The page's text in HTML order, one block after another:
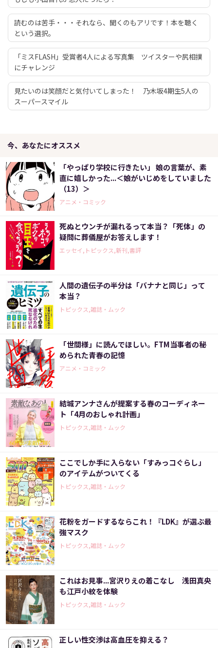
読むのは苦手・・・それなら、聞くのもアリです！本を聴く
という選択。
「ミスFLASH」受賞者4人による写真集 ツイスターや尻相撲
にチャレンジ
見たいのは笑顔だと気付いてしまった！ 乃木坂4期生5人の
スーパースマイル
今、あなたにオススメ
「やっぱり学校に行きたい」 娘の言葉が、素
直に嬉しかった...＜娘がいじめをしていました
（13）＞
アニメ・コミック
死ぬとウンチが漏れるって本当？「死体」の
疑問に葬儀屋がお答えします！
エッセイ,トピックス,新刊,書評
人間の遺伝子の半分は「バナナと同じ」って
本当？
トピックス,雑誌・ムック
「世間様」に読んでほしい。FTM当事者の秘
められた青春の記憶
アニメ・コミック
結城アンナさんが提案する春のコーディネー
ト「4月のおしゃれ計画」
トピックス,雑誌・ムック
ここでしか手に入らない「すみっコぐらし」
のアイテムがついてくる
トピックス,雑誌・ムック
花粉をガードするならこれ！『LDK』が選ぶ最
強マスク
トピックス,雑誌・ムック
これはお見事...宮沢りえの着こなし 浅田真央
も江戸小紋を体験
トピックス,雑誌・ムック
正しい性交渉は高血圧を抑える？